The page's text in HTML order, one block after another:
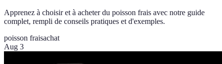
Apprenez à choisir et à acheter du poisson frais avec notre guide
complet, rempli de conseils pratiques et d'exemples.
poisson fraisachat
Aug 3